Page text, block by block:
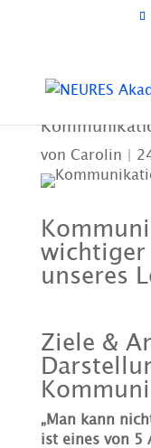
von Carolin |
wichtiger
unseres
Ziele &
„Man kann
ist eines von 5